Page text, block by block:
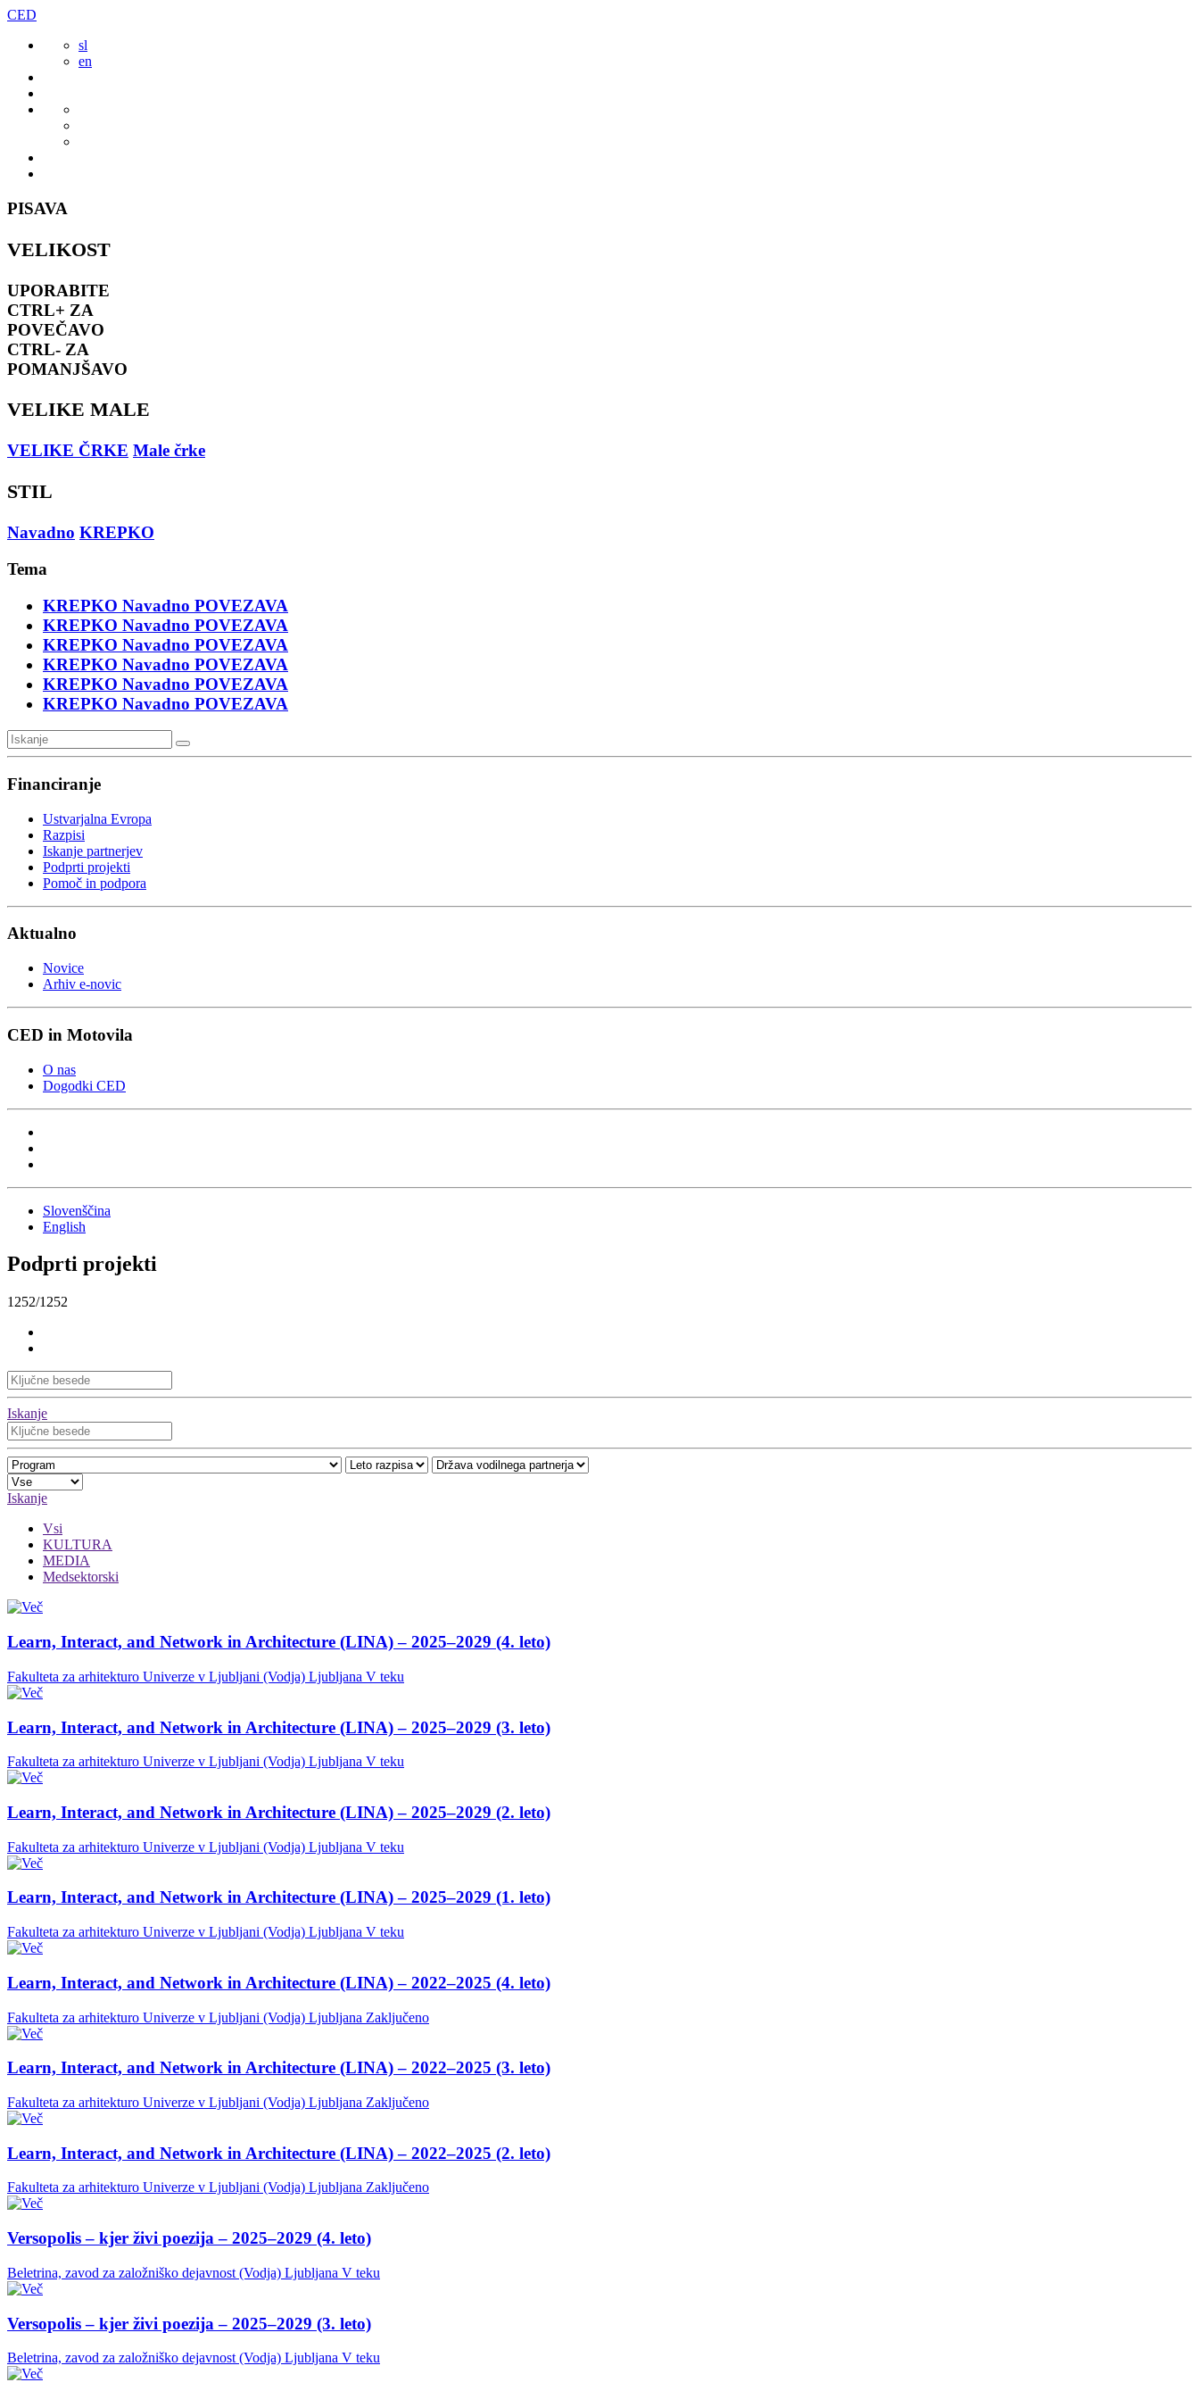
Preskoči
vsebine
CED
sl
en
PISAVA
VELIKOST
UPORABITE
CTRL+ ZA
POVEČAVO
CTRL- ZA
POMANJŠAVO
VELIKE MALE
VELIKE ČRKE Male črke
STIL
Navadno KREPKO
Tema
KREPKO Navadno POVEZAVA
KREPKO Navadno POVEZAVA
KREPKO Navadno POVEZAVA
KREPKO Navadno POVEZAVA
KREPKO Navadno POVEZAVA
KREPKO Navadno POVEZAVA
Financiranje
Ustvarjalna Evropa
Razpisi
Iskanje partnerjev
Podprti projekti
Pomoč in podpora
Aktualno
Novice
Arhiv e-novic
CED in Motovila
O nas
Dogodki CED
Slovenščina
English
Podprti projekti
1252/1252
Iskanje
Iskanje
Vsi
KULTURA
MEDIA
Medsektorski
Learn, Interact, and Network in Architecture (LINA) – 2025–2029 (4. leto)
Fakulteta za arhitekturo Univerze v Ljubljani (Vodja) Ljubljana V teku
Learn, Interact, and Network in Architecture (LINA) – 2025–2029 (3. leto)
Fakulteta za arhitekturo Univerze v Ljubljani (Vodja) Ljubljana V teku
Learn, Interact, and Network in Architecture (LINA) – 2025–2029 (2. leto)
Fakulteta za arhitekturo Univerze v Ljubljani (Vodja) Ljubljana V teku
Learn, Interact, and Network in Architecture (LINA) – 2025–2029 (1. leto)
Fakulteta za arhitekturo Univerze v Ljubljani (Vodja) Ljubljana V teku
Learn, Interact, and Network in Architecture (LINA) – 2022–2025 (4. leto)
Fakulteta za arhitekturo Univerze v Ljubljani (Vodja) Ljubljana Zaključeno
Learn, Interact, and Network in Architecture (LINA) – 2022–2025 (3. leto)
Fakulteta za arhitekturo Univerze v Ljubljani (Vodja) Ljubljana Zaključeno
Learn, Interact, and Network in Architecture (LINA) – 2022–2025 (2. leto)
Fakulteta za arhitekturo Univerze v Ljubljani (Vodja) Ljubljana Zaključeno
Versopolis – kjer živi poezija – 2025–2029 (4. leto)
Beletrina, zavod za založniško dejavnost (Vodja) Ljubljana V teku
Versopolis – kjer živi poezija – 2025–2029 (3. leto)
Beletrina, zavod za založniško dejavnost (Vodja) Ljubljana V teku